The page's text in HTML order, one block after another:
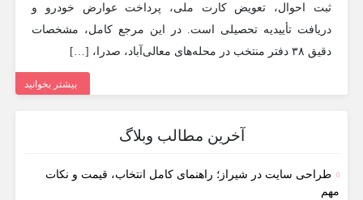
ثبت احوال، تعویض کارت ملی، پرداخت عوارض خودرو و
دریافت تأییدیه تحصیلی است. در این مرجع کامل، مشخصات
دقیق ۳۸ دفتر منتخب در محله‌های معالی‌آباد، صدرا، […]
بیشتر بخوانید
آخرین مطالب وبلاگ
طراحی سایت در شیراز؛ راهنمای کامل انتخاب، قیمت و نکات
مهم